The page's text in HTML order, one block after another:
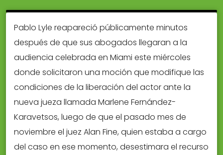
Pablo Lyle reapareció públicamente minutos
después de que sus abogados llegaran a la
audiencia celebrada en Miami este miércoles
donde solicitaron una moción que modifique las
condiciones de la liberación del actor ante la
nueva jueza llamada Marlene Fernández-
Karavetsos, luego de que el pasado mes de
noviembre el juez Alan Fine, quien estaba a cargo
del caso en ese momento, desestimara el recurso